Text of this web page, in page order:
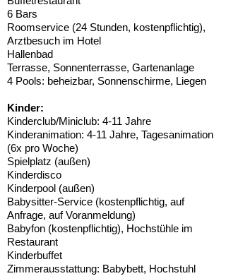
6 Bars
Roomservice (24 Stunden, kostenpflichtig),
Arztbesuch im Hotel
Hallenbad
Terrasse, Sonnenterrasse, Gartenanlage
4 Pools: beheizbar, Sonnenschirme, Liegen
Kinder:
Kinderclub/Miniclub: 4-11 Jahre
Kinderanimation: 4-11 Jahre, Tagesanimation
(6x pro Woche)
Spielplatz (außen)
Kinderdisco
Kinderpool (außen)
Babysitter-Service (kostenpflichtig, auf
Anfrage, auf Voranmeldung)
Babyfon (kostenpflichtig), Hochstühle im
Restaurant
Kinderbuffet
Zimmerausstattung: Babybett, Hochstuhl